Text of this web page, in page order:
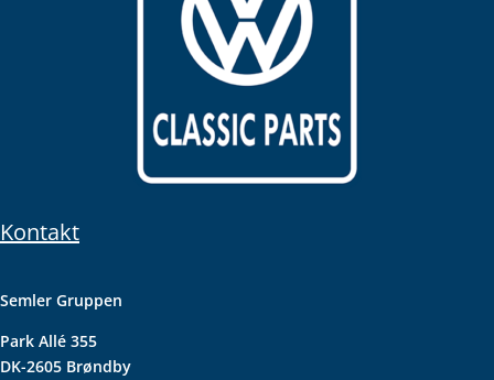
Kontakt
Semler Gruppen
Park Allé 355
DK-2605 Brøndby